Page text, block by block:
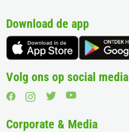
Download de app
Volg ons op social media
Corporate & Media